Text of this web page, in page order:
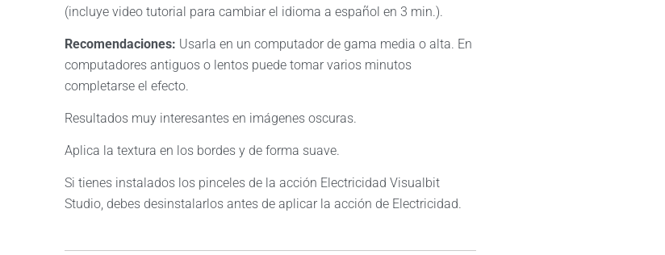
(incluye video tutorial para cambiar el idioma a español en 3 min.).
Recomendaciones: Usarla en un computador de gama media o alta. En
computadores antiguos o lentos puede tomar varios minutos
completarse el efecto.
Resultados muy interesantes en imágenes oscuras.
Aplica la textura en los bordes y de forma suave.
Si tienes instalados los pinceles de la acción Electricidad Visualbit
Studio, debes desinstalarlos antes de aplicar la acción de Electricidad.